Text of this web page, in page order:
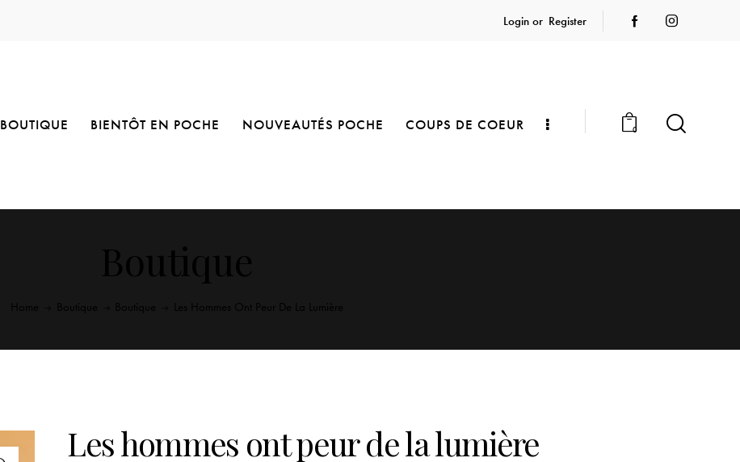
Login or Register
BOUTIQUE BIENTÔT EN POCHE NOUVEAUTÉS POCHE COUPS DE COEUR 0
Les hommes ont peur de la lumière